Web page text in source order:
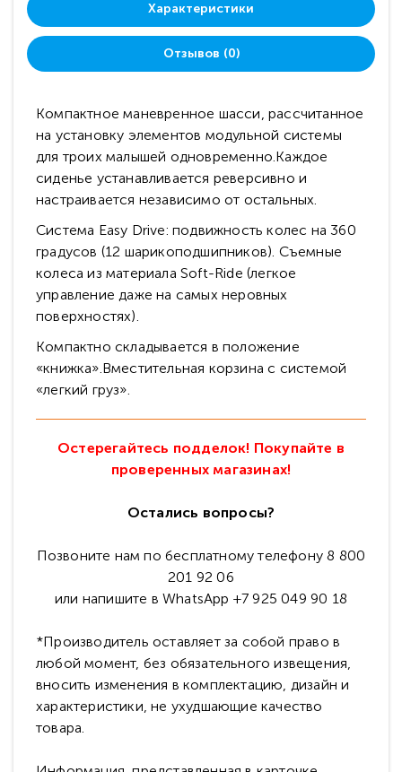
Характеристики
Отзывов (0)
Компактное маневренное шасси, рассчитанное
на установку элементов модульной системы
для троих малышей одновременно.Каждое
сиденье устанавливается реверсивно и
настраивается независимо от остальных.
Система Easy Drive: подвижность колес на 360
градусов (12 шарикоподшипников). Съемные
колеса из материала Soft-Ride (легкое
управление даже на самых неровных
поверхностях).
Компактно складывается в положение
«книжка».Вместительная корзина с системой
«легкий груз».
Остерегайтесь подделок! Покупайте в
проверенных магазинах!
Остались вопросы?
Позвоните нам по бесплатному телефону 8 800
201 92 06
или напишите в WhatsApp +7 925 049 90 18
*Производитель оставляет за собой право в
любой момент, без обязательного извещения,
вносить изменения в комплектацию, дизайн и
характеристики, не ухудшающие качество
товара.